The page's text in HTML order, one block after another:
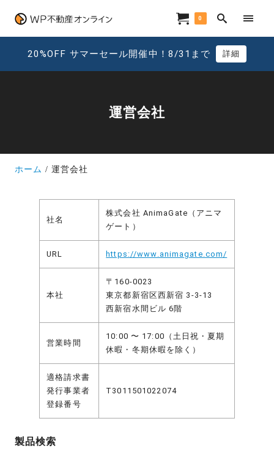
0
20%OFF サマーセール開催中！8/31まで 詳細
運営会社
ホーム 運営会社
社名
株式会社 AnimaGate（アニマ
ゲート）
URL https://www.animagate.com/
本社
〒160-0023
東京都新宿区西新宿 3-3-13
西新宿水間ビル 6階
営業時間
10:00 〜 17:00（土日祝・夏期
休暇・冬期休暇を除く）
適格請求書
発行事業者
登録番号
T3011501022074
製品検索